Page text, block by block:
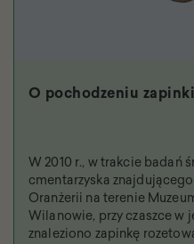
O pochodzeniu
W 2010 r., w trakcie badań
cmentarzyska
Oranżerii na terenie
Wilanowie, przy czaszce w
znaleziono zapinkę